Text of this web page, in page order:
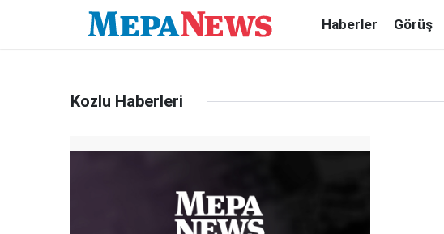
Haberler Görüş
Kozlu Haberleri